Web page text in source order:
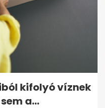
kifolyó víznek
a...